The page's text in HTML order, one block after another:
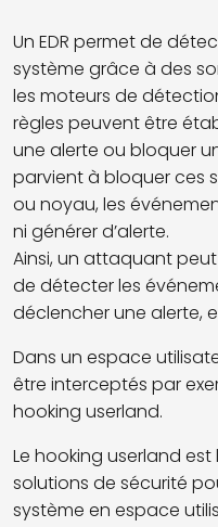
Un EDR permet de
système grâce à des
les moteurs de
règles peuvent être
une alerte ou bloquer
parvient à bloquer ces
ou noyau, les
ni générer d’alerte.
Ainsi, un attaquant
de détecter les
déclencher une alerte,
Dans un espace
être interceptés par
hooking userland.
Le hooking userland
solutions de sécurité
système en espace